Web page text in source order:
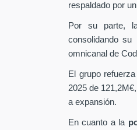
respaldado por
Por su parte,
consolidando su
omnicanal de
El grupo
2025 de
a expansión.
En cuanto a la